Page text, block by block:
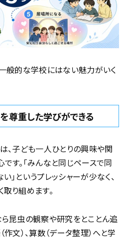
般的な学校にはない魅力がいく
尊重した学びができる
、子ども一人ひとりの興味や関
す。「みんなと同じペースで同
」というプレッシャーが少なく、
り組めます。
昆虫の観察や研究をとことん追
文）、算数（データ整理）へと学